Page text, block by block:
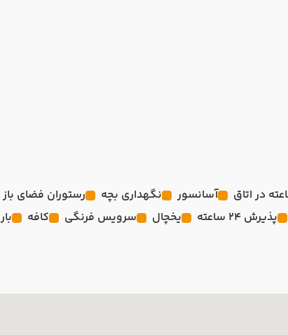
آسانسور نگهداری بچه رستوران فضای باز
پذیرش 24 ساعته یخچال سرویس فرنگی کافه بار